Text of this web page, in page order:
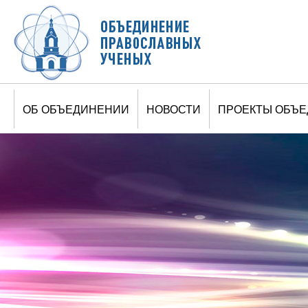
ОБ ОБЪЕДИНЕНИИ НОВОСТИ ПРОЕКТЫ